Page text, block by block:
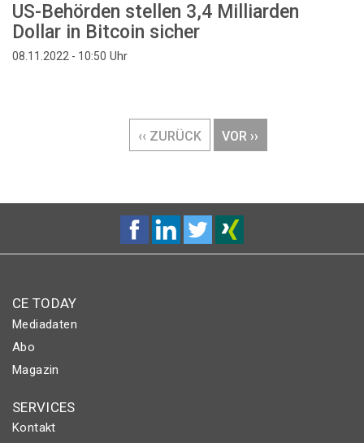
US-Behörden stellen 3,4 Milliarden
Dollar in Bitcoin sicher
08.11.2022 - 10:50 Uhr
VORHERIGE
SEITE
‹‹ ZURÜCK
NÄCHSTE
SEITE
VOR ››
CE TODAY
Mediadaten
Abo
Magazin
SERVICES
Kontakt